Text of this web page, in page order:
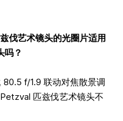
艺术镜头的光圈片适用
吗？
f/1.9 联动对焦散景调
匹兹伐艺术镜头不